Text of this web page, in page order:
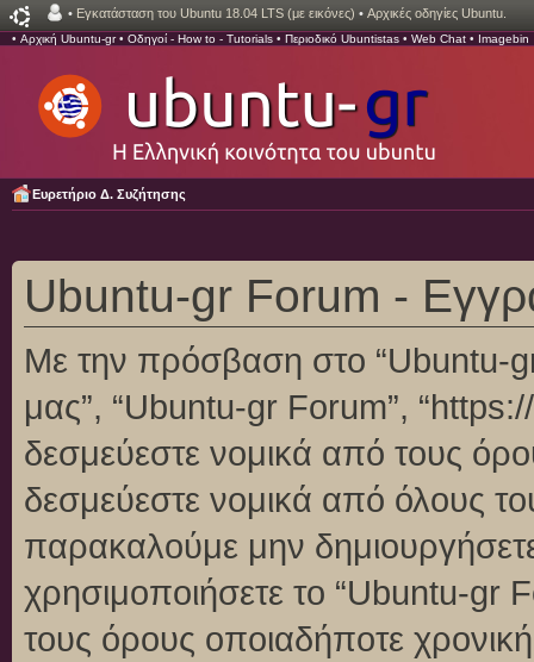
• Εγκατάσταση του Ubuntu 18.04 LTS (με εικόνες) • Αρχικές οδηγίες Ubuntu.
• Αρχική Ubuntu-gr• Οδηγοί - How to - Tutorials • Περιοδικό Ubuntistas • Web Chat • Imagebin
Ευρετήριο Δ. Συζήτησης
Ubuntu-gr Forum -
Με την πρόσβαση στο “Ubuntu-gr
μας”, “Ubuntu-gr Forum”,
δεσμεύεστε νομικά από τους
δεσμεύεστε νομικά από όλους
παρακαλούμε μην
χρησιμοποιήσετε το “Ubuntu-gr
τους όρους οποιαδήποτε